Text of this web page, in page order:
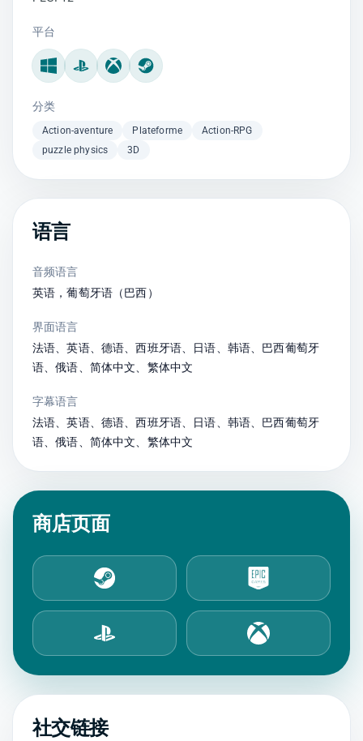
平台
WindowsPlayStation
XboxSteam Machine
分类
Action-aventure Plateforme
Action-RPG
puzzle physics
3D
语言
音频语言
英语，葡萄牙语（巴西）
界面语言
法语、英语、德语、西班牙语、日语、韩语、巴西葡萄牙
语、俄语、简体中文、繁体中文
字幕语言
法语、英语、德语、西班牙语、日语、韩语、巴西葡萄牙
语、俄语、简体中文、繁体中文
商店页面
Steam Epic Games Store
PlayStation Store Xbox Store
社交链接